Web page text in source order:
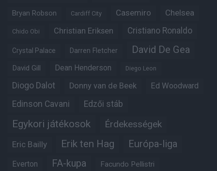
Bryan Robson Cardiff City Casemiro Chelsea
Chido Obi Christian Eriksen Cristiano Ronaldo
Crystal Palace Darren Fletcher David De Gea
David Gill Dean Henderson Diego Leon
Diogo Dalot Donny van de Beek Ed Woodward
Edinson Cavani Edzői stáb
Egykori játékosok Érdekességek
Eric Bailly Erik ten Hag Európa-liga
Everton FA-kupa Facundo Pellistri